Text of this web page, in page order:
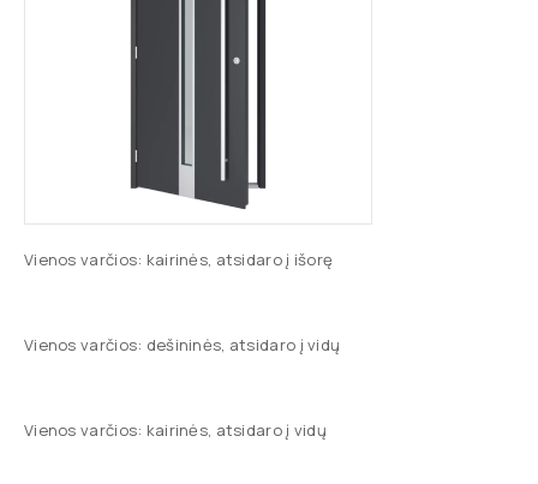
Vienos varčios: kairinės, atsidaro į išorę
Vienos varčios: dešininės, atsidaro į vidų
Vienos varčios: kairinės, atsidaro į vidų